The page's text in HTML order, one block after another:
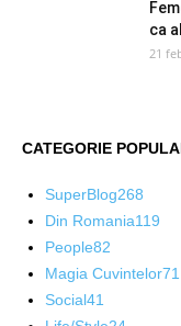
ca
21
CATEGORIE
SuperBlog268
Din Romania119
People82
Magia Cuvintelor71
Social41